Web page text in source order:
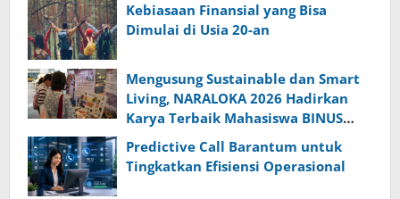
Kebiasaan Finansial yang Bisa
Dimulai di Usia 20-an
Mengusung Sustainable dan Smart
Living, NARALOKA 2026 Hadirkan
Karya Terbaik Mahasiswa BINUS
@Malang
Predictive Call Barantum untuk
Tingkatkan Efisiensi Operasional